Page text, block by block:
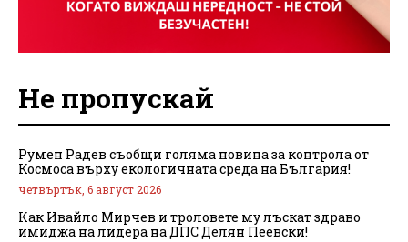
Не пропускай
Румен Радев съобщи голяма новина за контрола от
Космоса върху екологичната среда на България!
четвъртък, 6 август 2026
Как Ивайло Мирчев и троловете му лъскат здраво
имиджа на лидера на ДПС Делян Пеевски!